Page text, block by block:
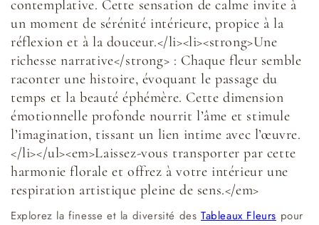
contemplative. Cette sensation de calme invite à
un moment de sérénité intérieure, propice à la
réflexion et à la douceur.</li><li><strong>Une
richesse narrative</strong> : Chaque fleur semble
raconter une histoire, évoquant le passage du
temps et la beauté éphémère. Cette dimension
émotionnelle profonde nourrit l’âme et stimule
l’imagination, tissant un lien intime avec l’œuvre.
</li></ul><em>Laissez-vous transporter par cette
harmonie florale et offrez à votre intérieur une
respiration artistique pleine de sens.</em>
Explorez la finesse et la diversité desTableaux Fleurs pour